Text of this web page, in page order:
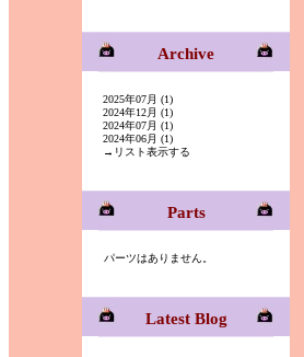
Archive
2025年07月 (1)
2024年12月 (1)
2024年07月 (1)
2024年06月 (1)
→リスト表示する
Parts
パーツはありません。
Latest Blog